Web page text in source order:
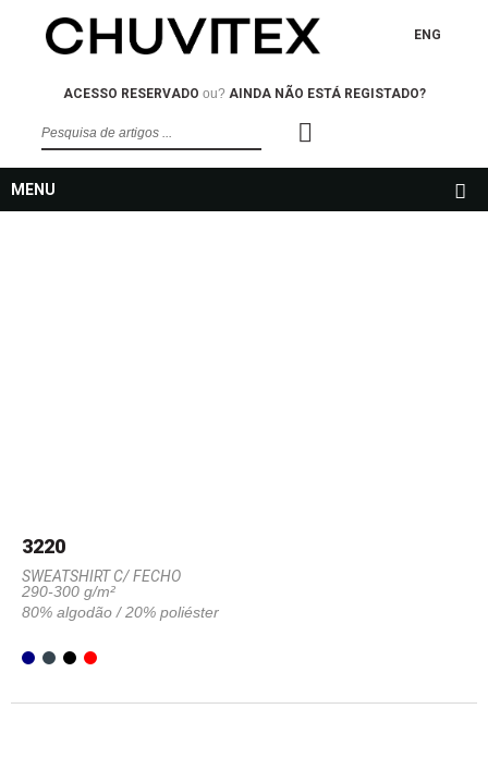
ENG
ACESSO RESERVADO ou? AINDA NÃO ESTÁ REGISTADO?
MENU
3220
SWEATSHIRT C/ FECHO
290-300 g/m²
80% algodão / 20% poliéster